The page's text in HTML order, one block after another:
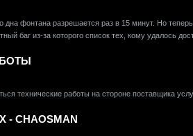
дна фонтана разрешается раз в 15 минут. Но
баг из-за которого список тех, кому удалось
технические работы на стороне поставщика
CHAOSMAN